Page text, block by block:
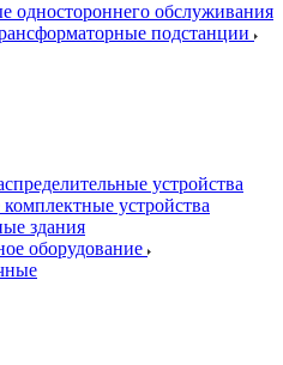
обслуживания
подстанции
устройства
устройства
здания
оборудование